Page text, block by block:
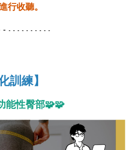
行收聽。
- - - - - - - - - - -
訓練】
能性臀部🧩🧩